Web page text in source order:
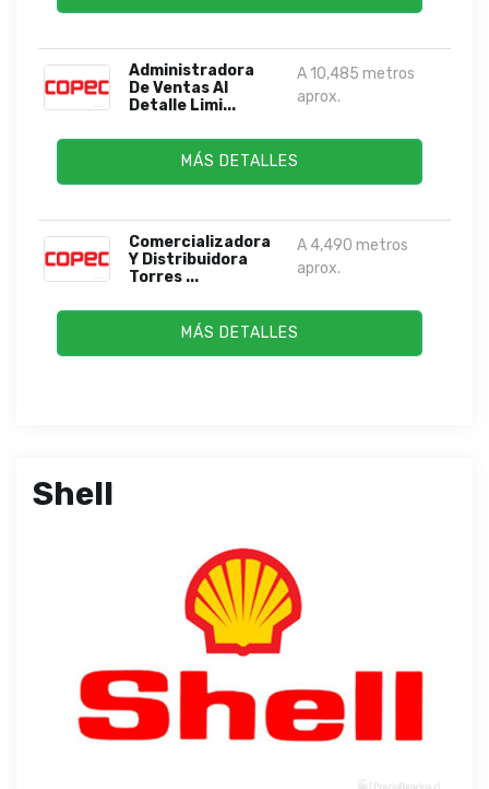
Administradora
De Ventas Al
Detalle Limi...
A 10,485 metros
aprox.
MÁS DETALLES
Comercializadora
Y Distribuidora
Torres ...
A 4,490 metros
aprox.
MÁS DETALLES
Shell